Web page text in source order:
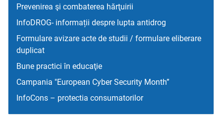
Prevenirea şi combaterea hărţuirii
InfoDROG- informații despre lupta antidrog
Formulare avizare acte de studii / formulare eliberare
duplicat
Bune practici în educaţie
Campania "European Cyber Security Month”
InfoCons – protectia consumatorilor